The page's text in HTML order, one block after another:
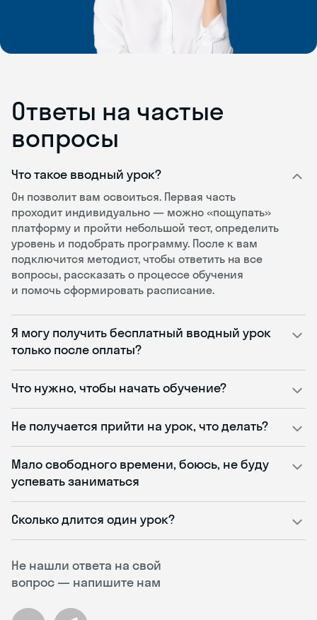
Ответы на частые
вопросы
Не нашли ответа на свой
вопрос — напишите нам
Что такое вводный урок?
Он позволит вам освоиться. Первая часть
проходит индивидуально — можно «пощупать»
платформу и пройти небольшой тест, определить
уровень и подобрать программу. После к вам
подключится методист, чтобы ответить на все
вопросы, рассказать о процессе обучения
и помочь сформировать расписание.
Я могу получить бесплатный вводный урок
только после оплаты?
Что нужно, чтобы начать обучение?
Не получается прийти на урок, что делать?
Мало свободного времени, боюсь, не буду
успевать заниматься
Сколько длится один урок?